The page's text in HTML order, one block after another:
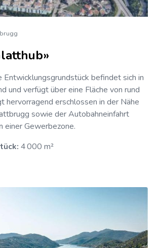
befindet sich in
und verfügt über eine Fläche von rund
hervorragend erschlossen in der Nähe
sowie der Autobahneinfahrt
einer Gewerbezone.
4 000 m²